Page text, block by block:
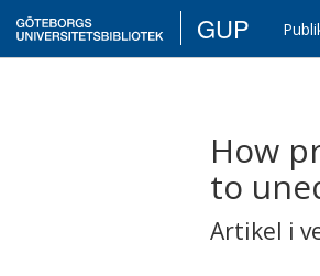
GUP
How
to
Artikel i